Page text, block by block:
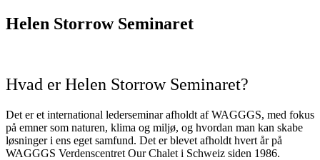
Helen Storrow Seminaret
Hvad er Helen Storrow Seminaret?
Det er et international lederseminar afholdt af WAGGGS, med fokus
på emner som naturen, klima og miljø, og hvordan man kan skabe
løsninger i ens eget samfund. Det er blevet afholdt hvert år på
WAGGGS Verdenscentret Our Chalet i Schweiz siden 1986.